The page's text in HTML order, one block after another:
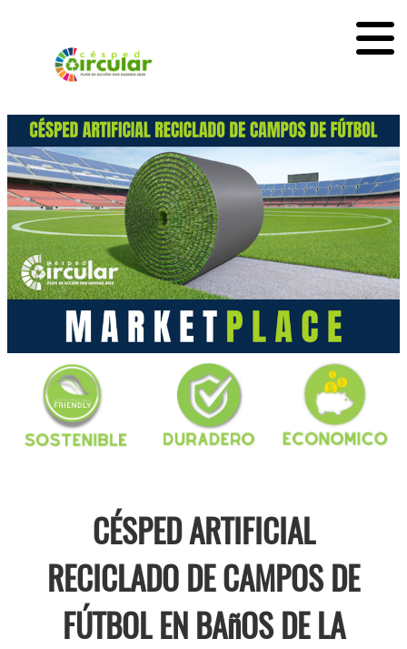
CÉSPED ARTIFICIAL
RECICLADO DE CAMPOS DE
FÚTBOL EN BAñOS DE LA